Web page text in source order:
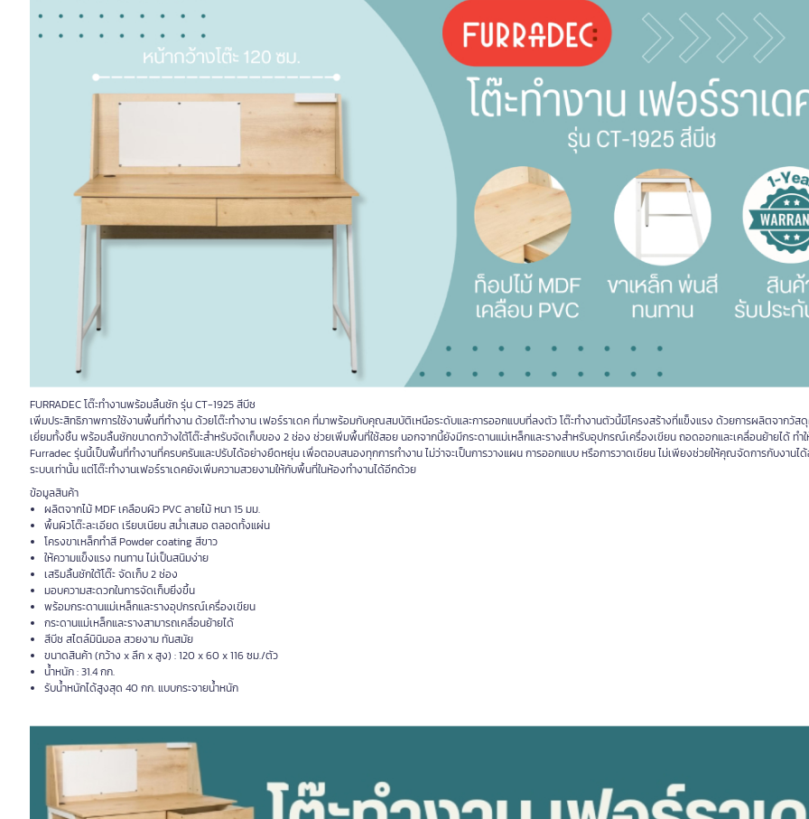
FURRADEC โต๊ะทำงานพร้อมลิ้นชัก รุ่น CT-1925 สีบีช
เพิ่มประสิทธิภาพการใช้งานพื้นที่ทำงาน ด้วยโต๊ะทำงาน เฟอร์ราเดค ที่มาพร้อมกับคุณสมบัติเหนือระดับและการออกแบบที่ลงตัว โต๊ะทำงานตัวนี้มีโครงสร้างที่แข็งแรง ด้วยการผลิตจากวั
เยี่ยมทั้งชิ้น พร้อมลิ้นชักขนาดกว้างใต้โต๊ะสำหรับจัดเก็บของ 2 ช่อง ช่วยเพิ่มพื้นที่ใช้สอย นอกจากนี้ยังมีกระดานแม่เหล็กและรางสำหรับอุปกรณ์เครื่องเขียน ถอดออกและเคลื่อนย้ายได้ ทำใ
Furradec รุ่นนี้เป็นพื้นที่ทำงานที่ครบครันและปรับได้อย่างยืดหยุ่น เพื่อตอบสนองทุกการทำงาน ไม่ว่าจะเป็นการวางแผน การออกแบบ หรือการวาดเขียน ไม่เพียงช่วยให้คุณจัดการกับงานไ
ระบบเท่านั้น แต่โต๊ะทำงานเฟอร์ราเดคยังเพิ่มความสวยงามให้กับพื้นที่ในห้องทำงานได้อีกด้วย
ข้อมูลสินค้า
ผลิตจากไม้ MDF เคลือบผิว PVC ลายไม้ หนา 15 มม.
พื้นผิวโต๊ะละเอียด เรียบเนียน สม่ำเสมอ ตลอดทั้งแผ่น
โครงขาเหล็กทำสี Powder coating สีขาว
ให้ความแข็งแรง ทนทาน ไม่เป็นสนิมง่าย
เสริมลิ้นชักใต้โต๊ะ จัดเก็บ 2 ช่อง
มอบความสะดวกในการจัดเก็บยิ่งขึ้น
พร้อมกระดานแม่เหล็กและรางอุปกรณ์เครื่องเขียน
กระดานแม่เหล็กและรางสามารถเคลื่อนย้ายได้
สีบีช สไตล์มินิมอล สวยงาม ทันสมัย
ขนาดสินค้า (กว้าง x ลึก x สูง) : 120 x 60 x 116 ซม./ตัว
น้ำหนัก : 31.4 กก.
รับน้ำหนักได้สูงสุด 40 กก. แบบกระจายน้ำหนัก